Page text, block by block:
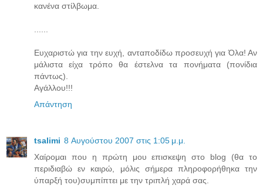
κανένα στίλβωμα.
Ευχαριστώ για την ευχή, ανταποδίδω προσευχή για Όλα! Αν
μάλιστα είχα τρόπο θα έστελνα τα πονήματα (πονίδια
πάντως).
Αγάλλου!!!
Απάντηση
tsalimi 8 Αυγούστου 2007 στις 1:05 μ.μ.
Χαίρομαι που η πρώτη μου επισκεψη στο blog (θα το
περιδιαβώ εν καιρώ, μόλις σήμερα πληροφορήθηκα την
ύπαρξή του)συμπίπτει με την τριπλή χαρά σας.